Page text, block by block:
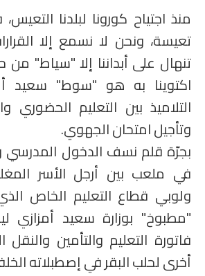
الامتحان
فضاء
وثائق
التوازيع
دلائل
وثائق
مباريات
منذ اجتياح كورونا لبلدنا
تعيسة، ونحن لا نسمع إلا
تنهال على أبداننا إلا "سياط"
اكتوينا به هو "سوط" سعيد
التلاميذ بين التعليم الحضوري
وتأجيل امتحان الجهوي.
بجرّة قلم نسف الدخول المدرسي
في ملعب بين أرجل الأسر
ولوبي قطاع التعليم الخاص
"مطبوخ" بوزارة سعيد أمزازي
فاتورة التعليم والتأمين
أخرى لحلب البقر في إصطبلاته